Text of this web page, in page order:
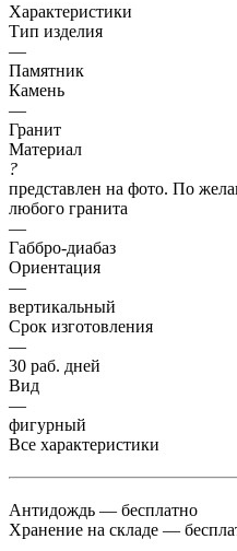
Характеристики
Тип изделия
—
Памятник
Камень
—
Гранит
Материал
?
представлен на фото. По
любого гранита
—
Габбро-диабаз
Ориентация
—
вертикальный
Срок изготовления
—
30 раб. дней
Вид
—
фигурный
Все характеристики
Антидождь — бесплатно
Хранение на складе —